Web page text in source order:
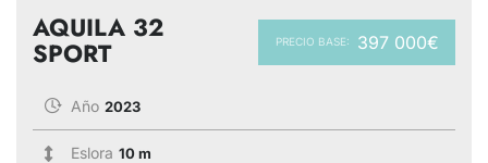
PRECIO BASE: 397 000€
AQUILA 32
SPORT
Año 2023
Eslora 10 m